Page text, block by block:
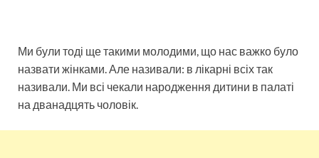
Ми були тоді ще такими молодими, що нас важко було
назвати жінками. Але називали: в лікарні всіх так
називали. Ми всі чекали народження дитини в палаті
на дванадцять чоловік.